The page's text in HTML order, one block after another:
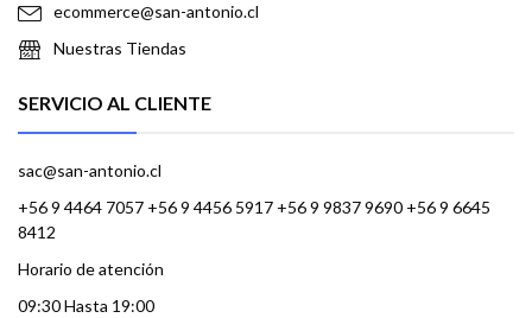
ecommerce@san-antonio.cl
Nuestras Tiendas
SERVICIO AL CLIENTE
sac@san-antonio.cl
+56 9 4464 7057 +56 9 4456 5917 +56 9 9837 9690 +56 9 6645
8412
Horario de atención
09:30 Hasta 19:00